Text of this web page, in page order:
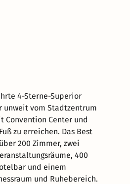
4-Sterne-Superior
unweit vom Stadtzentrum
Convention Center und
zu erreichen. Das Best
200 Zimmer, zwei
400
und einem
und Ruhebereich.